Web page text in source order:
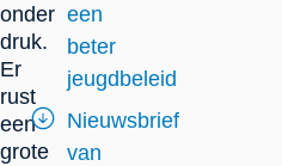
onder
druk.
Er
rust
een
grote
een
beter
jeugdbeleid
Nieuwsbrief
van